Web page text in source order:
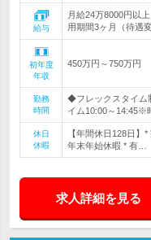
給与
月給24万8000円以
用期間3ヶ月（待遇
初年度
年収
450万円～750万円
勤務
時間
◆フレックスタイム
イム10:00～14:45※
休日
休暇
【年間休日128日】
年末年始休暇 * 有…
求人詳細を見る